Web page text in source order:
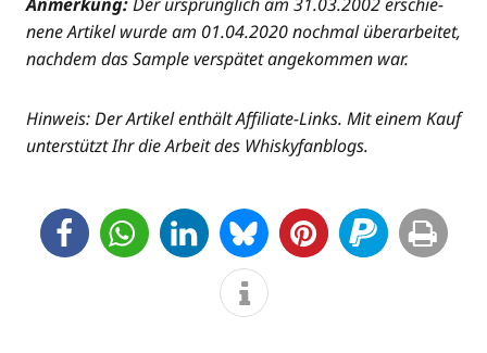
ne­ne Arti­kel wur­de am 01.04.2020 noch­mal über­ar­bei­tet,
nach­dem das Sam­ple ver­spä­tet ange­kom­men war.
Hin­weis: Der Arti­kel ent­hält Affi­lia­te-Links. Mit einem Kauf
unter­stützt Ihr die Arbeit des Whiskyfanblogs.